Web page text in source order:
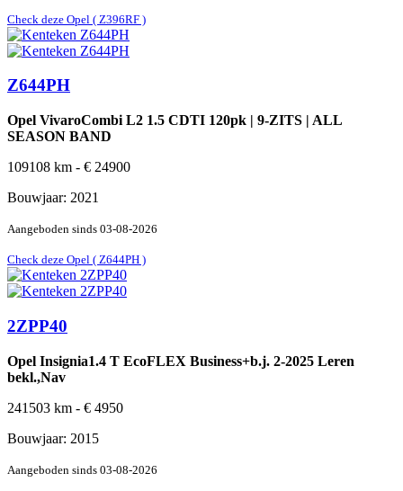
Check deze Opel ( Z396RF )
Z644PH
Opel VivaroCombi L2 1.5 CDTI 120pk | 9-ZITS | ALL
SEASON BAND
109108 km - € 24900
Bouwjaar: 2021
Aangeboden sinds 03-08-2026
Check deze Opel ( Z644PH )
2ZPP40
Opel Insignia1.4 T EcoFLEX Business+b.j. 2-2025 Leren
bekl.,Nav
241503 km - € 4950
Bouwjaar: 2015
Aangeboden sinds 03-08-2026